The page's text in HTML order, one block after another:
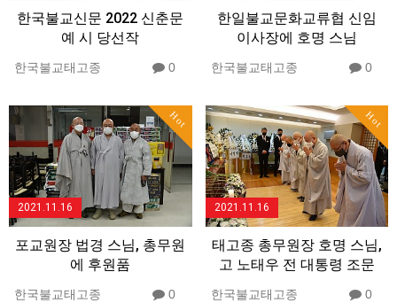
한국불교신문 2022 신춘문
예 시 당선작
한국불교태고종 0
한일불교문화교류협 신임
이사장에 호명 스님
한국불교태고종 0
Hot
2021.11.16
포교원장 법경 스님, 총무원
에 후원품
한국불교태고종 0
Hot
2021.11.16
태고종 총무원장 호명 스님,
고 노태우 전 대통령 조문
한국불교태고종 0